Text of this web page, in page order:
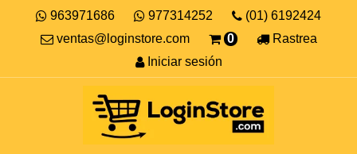
963971686 977314252
(01) 6192424
ventas@loginstore.com
0
Rastrea
Iniciar sesión